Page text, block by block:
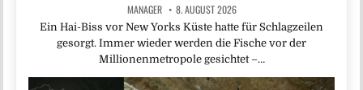
MANAGER 8. AUGUST 2026
Ein Hai-Biss vor New Yorks Küste hatte für Schlagzeilen
gesorgt. Immer wieder werden die Fische vor der
Millionenmetropole gesichtet –…